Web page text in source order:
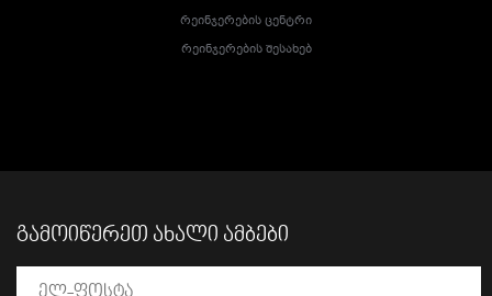
Რეინჯერების Ცენტრი
Რეინჯერების Შესახებ
ᲒᲐᲛᲝᲘᲬᲔᲠᲔᲗ ᲐᲮᲐᲚᲘ ᲐᲛᲑᲔᲑᲘ